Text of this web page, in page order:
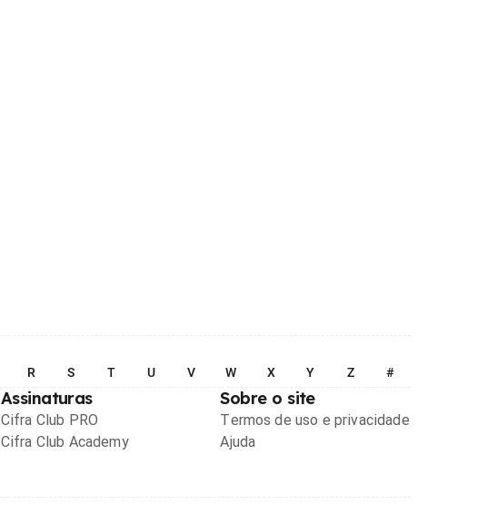
R S T U V W X Y Z #
Assinaturas
Cifra Club PRO
Cifra Club Academy
Sobre o site
Termos de uso e privacidade
Ajuda